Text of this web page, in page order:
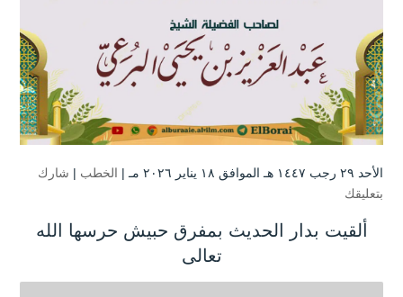
الأحد ۲۹ رجب ۱٤٤۷ هـ الموافق ۱۸ يناير ۲۰۲٦ مـ | الخطب | شارك
بتعليقك
ألقيت بدار الحديث بمفرق حبيش حرسها الله
تعالى